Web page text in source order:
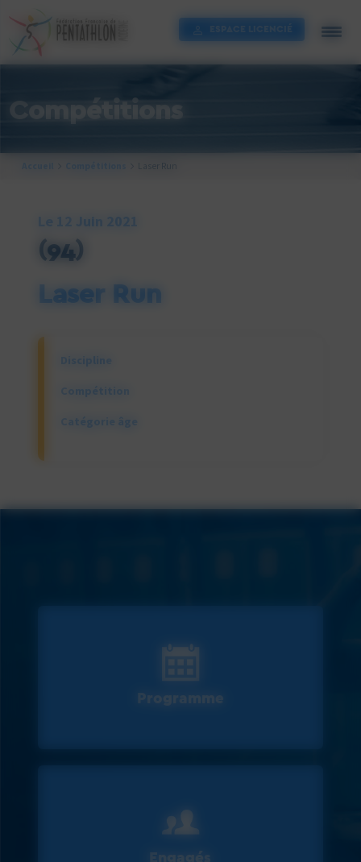
Compétitions
Le 12 Juin 2021
(94)
Laser Run
Programme
Engagés